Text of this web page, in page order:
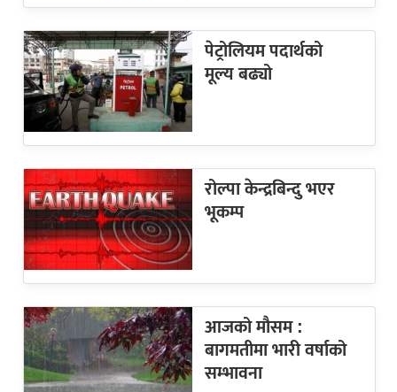
पेट्रोलियम पदार्थको
मूल्य बढ्यो
रोल्पा केन्द्रबिन्दु भएर
भूकम्प
आजको मौसम :
बागमतीमा भारी वर्षाको
सम्भावना